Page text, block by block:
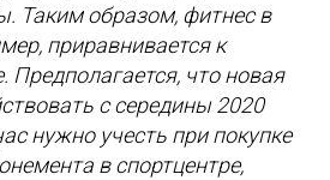
Таким образом, фитнес в
приравнивается к
Предполагается, что новая
с середины 2020
нужно учесть при покупке
в спортцентре,